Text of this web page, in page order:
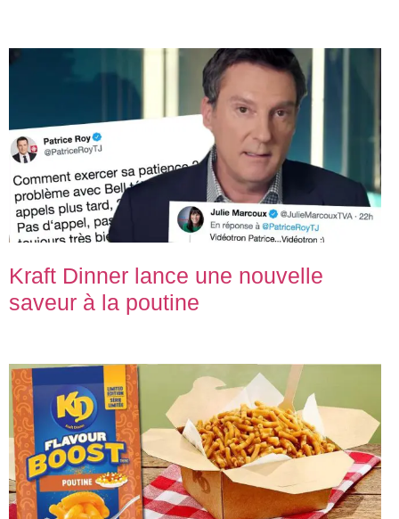
Kraft Dinner lance une nouvelle
saveur à la poutine